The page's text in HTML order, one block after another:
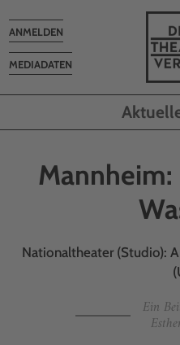
MEDIADATEN
Toggle
navigation
ANMELDEN
Nationaltheater (Studio):
Ein